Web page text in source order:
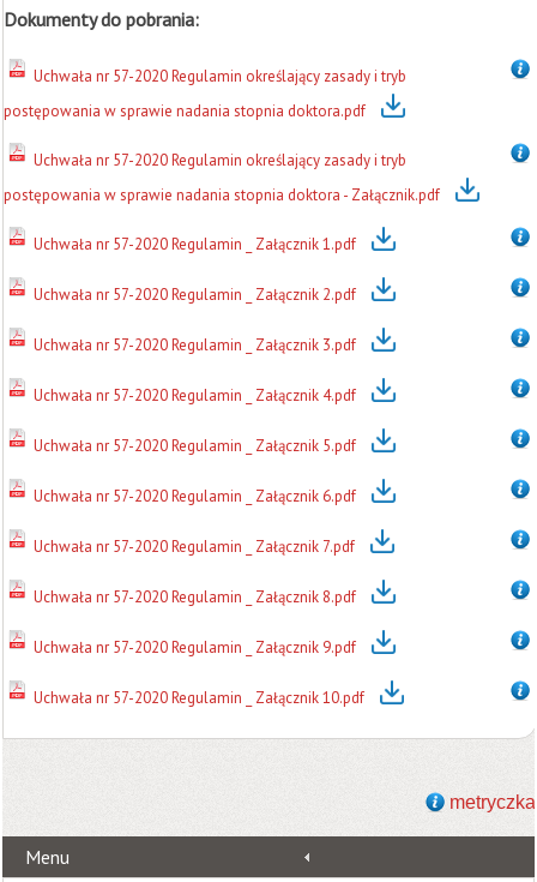
Dokumenty do pobrania:
Uchwała nr 57-2020 Regulamin określający zasady i tryb
postępowania w sprawie nadania stopnia doktora.pdf
Uchwała nr 57-2020 Regulamin określający zasady i tryb
postępowania w sprawie nadania stopnia doktora - Załącznik.pdf
Uchwała nr 57-2020 Regulamin _ Załącznik 1.pdf
Uchwała nr 57-2020 Regulamin _ Załącznik 2.pdf
Uchwała nr 57-2020 Regulamin _ Załącznik 3.pdf
Uchwała nr 57-2020 Regulamin _ Załącznik 4.pdf
Uchwała nr 57-2020 Regulamin _ Załącznik 5.pdf
Uchwała nr 57-2020 Regulamin _ Załącznik 6.pdf
Uchwała nr 57-2020 Regulamin _ Załącznik 7.pdf
Uchwała nr 57-2020 Regulamin _ Załącznik 8.pdf
Uchwała nr 57-2020 Regulamin _ Załącznik 9.pdf
Uchwała nr 57-2020 Regulamin _ Załącznik 10.pdf
metryczka
Menu